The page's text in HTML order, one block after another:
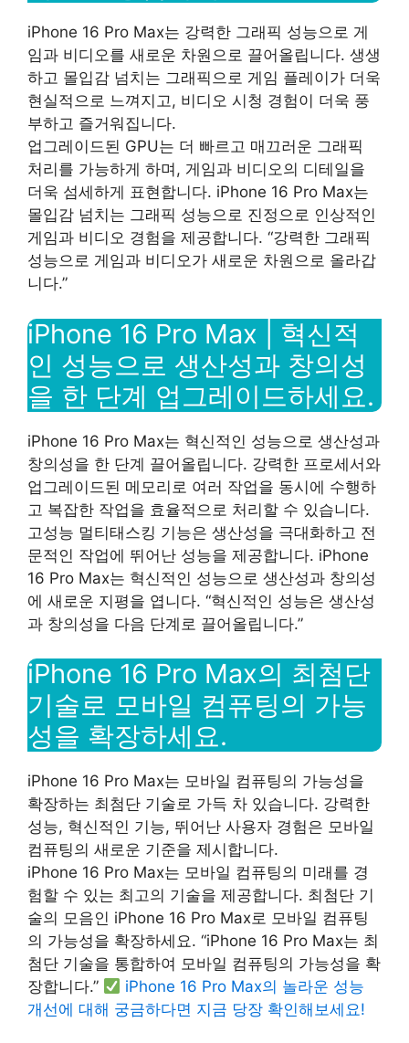
iPhone 16 Pro Max는 강력한 그래픽 성능으로 게
임과 비디오를 새로운 차원으로 끌어올립니다. 생생
하고 몰입감 넘치는 그래픽으로 게임 플레이가 더욱
현실적으로 느껴지고, 비디오 시청 경험이 더욱 풍
부하고 즐거워집니다.
업그레이드된 GPU는 더 빠르고 매끄러운 그래픽
처리를 가능하게 하며, 게임과 비디오의 디테일을
더욱 섬세하게 표현합니다. iPhone 16 Pro Max는
몰입감 넘치는 그래픽 성능으로 진정으로 인상적인
게임과 비디오 경험을 제공합니다. “강력한 그래픽
성능으로 게임과 비디오가 새로운 차원으로 올라갑
니다.”
iPhone 16 Pro Max | 혁신적
인 성능으로 생산성과 창의성
을 한 단계 업그레이드하세요.
iPhone 16 Pro Max는 혁신적인 성능으로 생산성과
창의성을 한 단계 끌어올립니다. 강력한 프로세서와
업그레이드된 메모리로 여러 작업을 동시에 수행하
고 복잡한 작업을 효율적으로 처리할 수 있습니다.
고성능 멀티태스킹 기능은 생산성을 극대화하고 전
문적인 작업에 뛰어난 성능을 제공합니다. iPhone
16 Pro Max는 혁신적인 성능으로 생산성과 창의성
에 새로운 지평을 엽니다. “혁신적인 성능은 생산성
과 창의성을 다음 단계로 끌어올립니다.”
iPhone 16 Pro Max의 최첨단
기술로 모바일 컴퓨팅의 가능
성을 확장하세요.
iPhone 16 Pro Max는 모바일 컴퓨팅의 가능성을
확장하는 최첨단 기술로 가득 차 있습니다. 강력한
성능, 혁신적인 기능, 뛰어난 사용자 경험은 모바일
컴퓨팅의 새로운 기준을 제시합니다.
iPhone 16 Pro Max는 모바일 컴퓨팅의 미래를 경
험할 수 있는 최고의 기술을 제공합니다. 최첨단 기
술의 모음인 iPhone 16 Pro Max로 모바일 컴퓨팅
의 가능성을 확장하세요. “iPhone 16 Pro Max는 최
첨단 기술을 통합하여 모바일 컴퓨팅의 가능성을 확
장합니다.”
iPhone 16 Pro Max의 놀라운 성능
개선에 대해 궁금하다면 지금 당장 확인해보세요!